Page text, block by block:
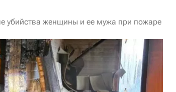
убийства женщины и ее мужа при пожаре